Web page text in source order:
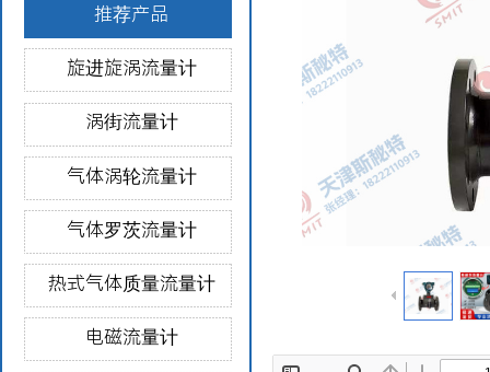
推荐产品
旋进旋涡流量计
涡街流量计
气体涡轮流量计
气体罗茨流量计
热式气体质量流量计
电磁流量计